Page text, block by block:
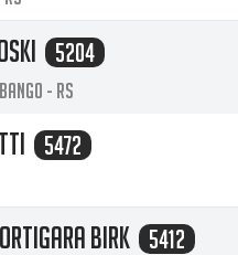
5204
- RS
5472
Birk 5412